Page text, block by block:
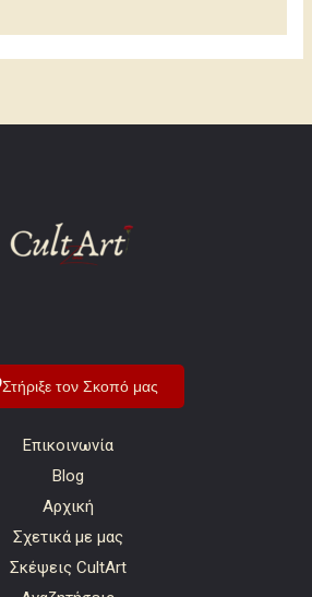
Στήριξε τον Σκοπό μας
Επικοινωνία
Blog
Αρχική
Σχετικά με μας
Σκέψεις CultArt